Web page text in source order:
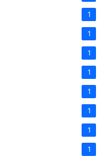
1
1
1
1
1
1
1
1